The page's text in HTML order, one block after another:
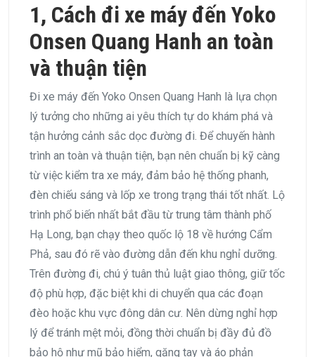
1, Cách đi xe máy đến Yoko
Onsen Quang Hanh an toàn
và thuận tiện
Đi xe máy đến Yoko Onsen Quang Hanh là lựa chọn
lý tưởng cho những ai yêu thích tự do khám phá và
tận hưởng cảnh sắc dọc đường đi. Để chuyến hành
trình an toàn và thuận tiện, bạn nên chuẩn bị kỹ càng
từ việc kiểm tra xe máy, đảm bảo hệ thống phanh,
đèn chiếu sáng và lốp xe trong trạng thái tốt nhất. Lộ
trình phổ biến nhất bắt đầu từ trung tâm thành phố
Hạ Long, bạn chạy theo quốc lộ 18 về hướng Cẩm
Phả, sau đó rẽ vào đường dẫn đến khu nghỉ dưỡng.
Trên đường đi, chú ý tuân thủ luật giao thông, giữ tốc
độ phù hợp, đặc biệt khi di chuyển qua các đoạn
đèo hoặc khu vực đông dân cư. Nên dừng nghỉ hợp
lý để tránh mệt mỏi, đồng thời chuẩn bị đầy đủ đồ
bảo hộ như mũ bảo hiểm, găng tay và áo phản